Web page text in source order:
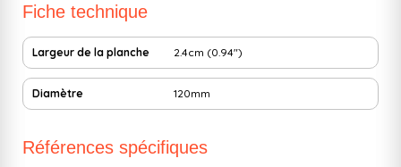
Fiche technique
Largeur de la planche 2.4cm (0.94")
Diamètre 120mm
Références spécifiques